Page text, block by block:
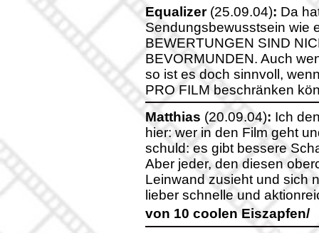
Equalizer(25.09.04): Da
Sendungsbewusstsein wie
BEWERTUNGEN SIND
BEVORMUNDEN. Auch
so ist es doch sinnvoll,
PRO FILM beschränken
Matthias (20.09.04): Ich
hier: wer in den Film geht
schuld: es gibt bessere
Aber jeder, den diesen
Leinwand zusieht und sich
lieber schnelle und
von 10 coolen Eiszapfen/